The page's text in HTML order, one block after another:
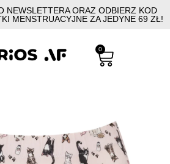
NEWSLETTERA ORAZ ODBIERZ KOD
MENSTRUACYJNE ZA JEDYNE 69 ZŁ!
0